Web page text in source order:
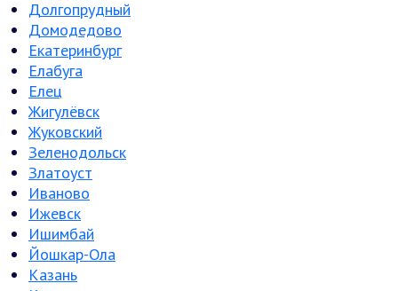
Долгопрудный
Домодедово
Екатеринбург
Елабуга
Елец
Жигулёвск
Жуковский
Зеленодольск
Златоуст
Иваново
Ижевск
Ишимбай
Йошкар-Ола
Казань